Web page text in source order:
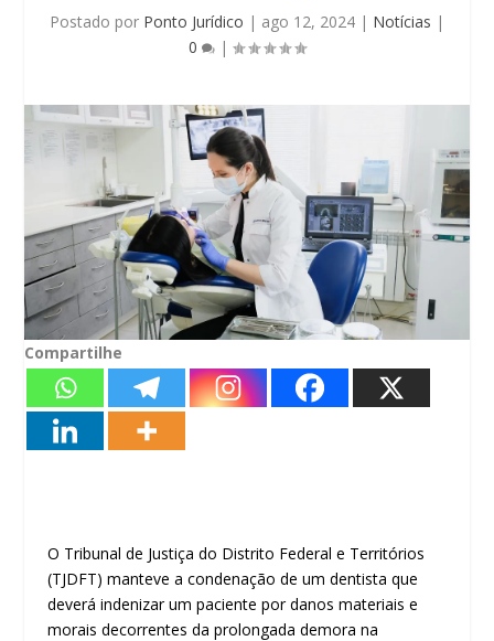
Postado por Ponto Jurídico | ago 12, 2024 | Notícias |
0
|
Compartilhe
O Tribunal de Justiça do Distrito Federal e Territórios
(TJDFT) manteve a condenação de um dentista que
deverá indenizar um paciente por danos materiais e
morais decorrentes da prolongada demora na